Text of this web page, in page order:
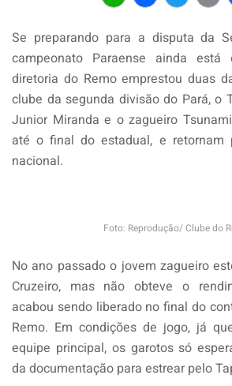
WhatsApp
Se preparando para a disputa da
campeonato Paraense ainda está
diretoria do Remo emprestou duas
clube da segunda divisão do Pará, o
Junior Miranda e o zagueiro
até o final do estadual, e retornam
nacional.
Foto: Reprodução/ Clube do
No ano passado o jovem zagueiro
Cruzeiro, mas não obteve o
acabou sendo liberado no final do
Remo. Em condições de jogo, já
equipe principal, os garotos só
da documentação para estrear pelo